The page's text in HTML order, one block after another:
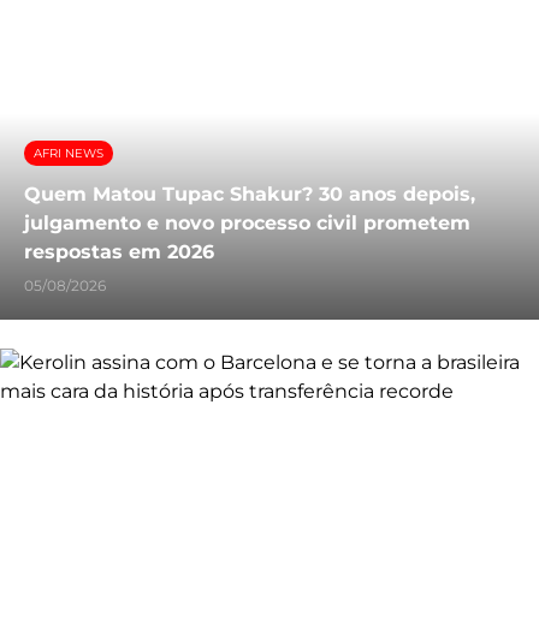
AFRI NEWS
Quem Matou Tupac Shakur? 30 anos depois,
julgamento e novo processo civil prometem
respostas em 2026
05/08/2026